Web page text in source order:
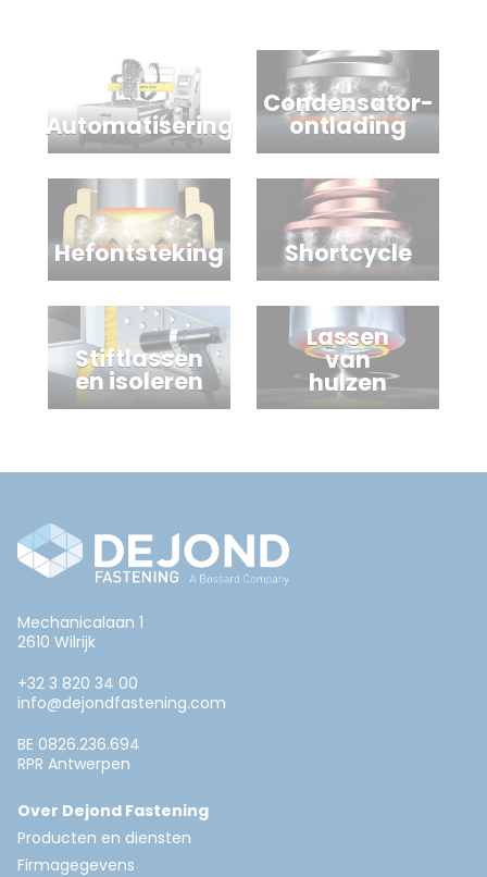
Automatisering
Condensator-
ontlading
Hefontsteking Shortcycle
Stiftlassen
en isoleren
Lassen
van
hulzen
Mechanicalaan 1
2610 Wilrijk
+32 3 820 34 00
info@dejondfastening.com
BE 0826.236.694
RPR Antwerpen
Over Dejond Fastening
Producten en diensten
Firmagegevens